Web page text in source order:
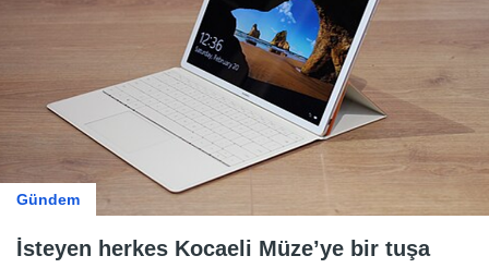
Gündem
İsteyen herkes Kocaeli Müze’ye bir tuşa